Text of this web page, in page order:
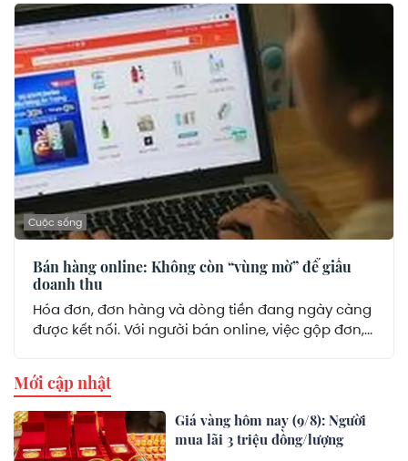
Cuộc sống
Bán hàng online: Không còn “vùng mờ” để giấu
doanh thu
Hóa đơn, đơn hàng và dòng tiền đang ngày càng
được kết nối. Với người bán online, việc gộp đơn,...
Mới cập nhật
Giá vàng hôm nay (9/8): Người
mua lãi 3 triệu đồng/lượng